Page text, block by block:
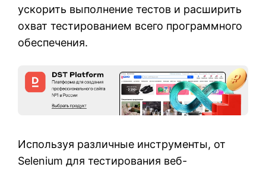
ускорить выполнение тестов и расширить
охват тестированием всего программного
обеспечения.
Используя различные инструменты, от
Selenium для тестирования веб-